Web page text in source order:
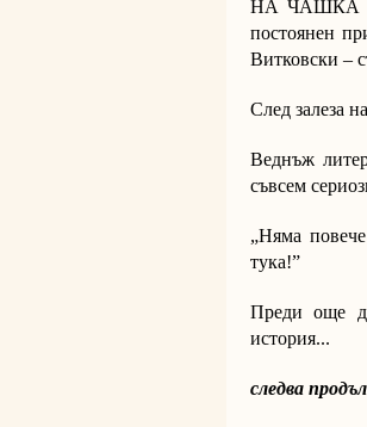
НА ЧАШКА
постоянен
Витковски –
След залеза
Веднъж
съвсем
„Няма
тука!”
Преди още
история...
следва